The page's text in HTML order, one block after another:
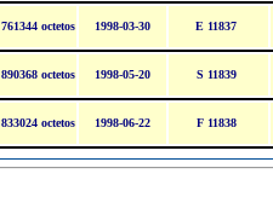
761344 octetos 1998-03-30 E 11837
890368 octetos 1998-05-20 S 11839
833024 octetos 1998-06-22 F 11838